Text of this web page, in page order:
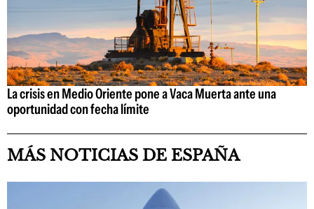
La crisis en Medio Oriente pone a Vaca Muerta ante una
oportunidad con fecha límite
MÁS NOTICIAS DE ESPAÑA